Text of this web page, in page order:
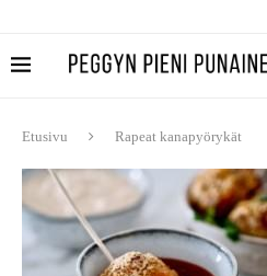
Etusivu Rapeat kanapyörykät